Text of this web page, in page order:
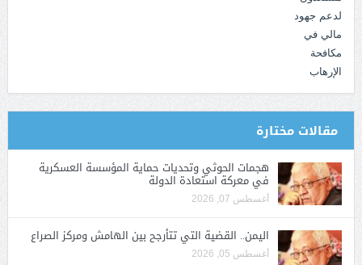
مقالات مختارة
هجمات الحوثي وتحديات حماية المؤسسة العسكرية
في معركة استعادة الدولة
أغسطس 07, 2026
اليمن.. القضية التي تتأرجح بين الهامش ومركز الصراع
أغسطس 05, 2026